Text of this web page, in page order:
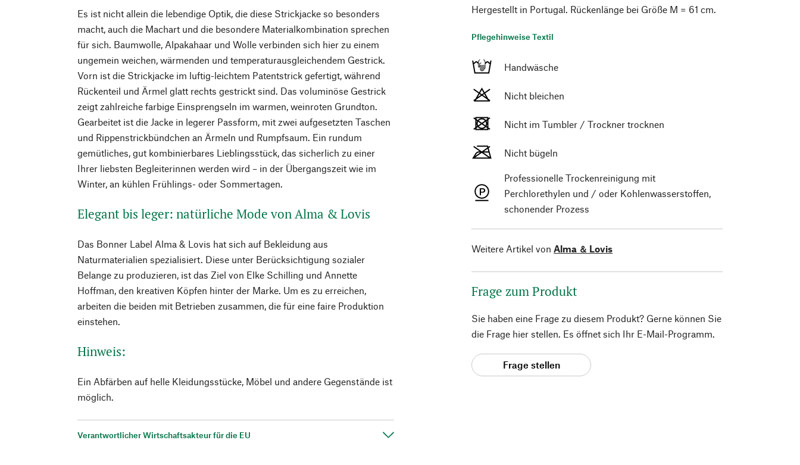
Es ist nicht allein die lebendige Optik, die diese Strickjacke so besonders
macht, auch die Machart und die besondere Materialkombination sprechen
für sich. Baumwolle, Alpakahaar und Wolle verbinden sich hier zu einem
ungemein weichen, wärmenden und temperaturausgleichendem Gestrick.
Vorn ist die Strickjacke im luftig-leichtem Patentstrick gefertigt, während
Rückenteil und Ärmel glatt rechts gestrickt sind. Das voluminöse Gestrick
zeigt zahlreiche farbige Einsprengseln im warmen, weinroten Grundton.
Gearbeitet ist die Jacke in legerer Passform, mit zwei aufgesetzten Taschen
und Rippenstrickbündchen an Ärmeln und Rumpfsaum. Ein rundum
gemütliches, gut kombinierbares Lieblingsstück, das sicherlich zu einer
Ihrer liebsten Begleiterinnen werden wird – in der Übergangszeit wie im
Winter, an kühlen Frühlings- oder Sommertagen.
Elegant bis leger: natürliche Mode von Alma & Lovis
Das Bonner Label Alma & Lovis hat sich auf Bekleidung aus
Naturmaterialien spezialisiert. Diese unter Berücksichtigung sozialer
Belange zu produzieren, ist das Ziel von Elke Schilling und Annette
Hoffman, den kreativen Köpfen hinter der Marke. Um es zu erreichen,
arbeiten die beiden mit Betrieben zusammen, die für eine faire Produktion
einstehen.
Hinweis:
Ein Abfärben auf helle Kleidungsstücke, Möbel und andere Gegenstände ist
möglich.
Verantwortlicher Wirtschaftsakteur für die EU
Hergestellt in Portugal. Rückenlänge bei Größe M = 61 cm.
Pflegehinweise Textil
Handwäsche
Nicht bleichen
Nicht im Tumbler / Trockner trocknen
Nicht bügeln
Professionelle Trockenreinigung mit
Perchlorethylen und / oder Kohlenwasserstoffen,
schonender Prozess
Weitere Artikel von Alma ＆ Lovis
Frage zum Produkt
Sie haben eine Frage zu diesem Produkt? Gerne können Sie
die Frage hier stellen. Es öffnet sich Ihr E-Mail-Programm.
Frage stellen